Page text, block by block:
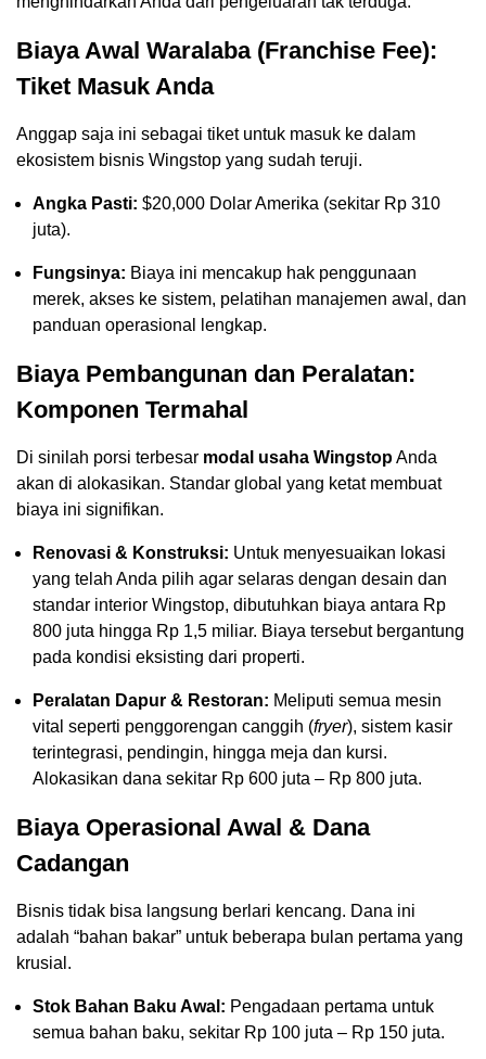
Biaya Awal Waralaba (Franchise Fee):
Tiket Masuk Anda
Anggap saja ini sebagai tiket untuk masuk ke dalam
ekosistem bisnis Wingstop yang sudah teruji.
Angka Pasti: $20,000 Dolar Amerika (sekitar Rp 310
juta).
Fungsinya: Biaya ini mencakup hak penggunaan
merek, akses ke sistem, pelatihan manajemen awal, dan
panduan operasional lengkap.
Biaya Pembangunan dan Peralatan:
Komponen Termahal
Di sinilah porsi terbesar modal usaha WingstopAnda
akan di alokasikan. Standar global yang ketat membuat
biaya ini signifikan.
Renovasi & Konstruksi: Untuk menyesuaikan lokasi
yang telah Anda pilih agar selaras dengan desain dan
standar interior Wingstop, dibutuhkan biaya antara Rp
800 juta hingga Rp 1,5 miliar. Biaya tersebut bergantung
pada kondisi eksisting dari properti.
Peralatan Dapur & Restoran: Meliputi semua mesin
vital seperti penggorengan canggih (fryer), sistem kasir
terintegrasi, pendingin, hingga meja dan kursi.
Alokasikan dana sekitar Rp 600 juta – Rp 800 juta.
Biaya Operasional Awal & Dana
Cadangan
Bisnis tidak bisa langsung berlari kencang. Dana ini
adalah “bahan bakar” untuk beberapa bulan pertama yang
krusial.
Stok Bahan Baku Awal: Pengadaan pertama untuk
semua bahan baku, sekitar Rp 100 juta – Rp 150 juta.